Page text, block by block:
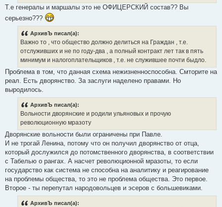
Т.е генералы и маршалы это не ОФИЦЕРСКИЙ состав?? Вы
серьезно???
АрхивЪ писал(а):
Важно то , что общество должно делиться на Граждан , т.е.
отслуживших и не по году-два , а полный контракт лет так в пять
минимум и налогоплательщиков , т.е. не служившее почти быдло.
Проблема в том, что данная схема нежизненноспособна. Смторите на
реал. Есть дворянство. За заслуги наделено правами. Но
выродилось.
АрхивЪ писал(а):
Вольности дворянские и родили ульяновых и прочую
революционную мразоту
Дворянские вольности были ограничены при Павле.
И не трогай Ленина, потому что он получил дворянство от отца,
который дослужился до потомственного дворянства, в соответствии
с Табелью о рангах. А насчет революционной мразоты, то если
государство как система не способна на аналитику и реагирование
на проблемы общества, то это не проблема общества. Это первое.
Второе - ты перепутал народовольцев и эсеров с большевиками.
АрхивЪ писал(а):